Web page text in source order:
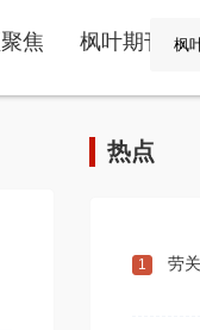
焦 枫叶期刊
热点
1 劳